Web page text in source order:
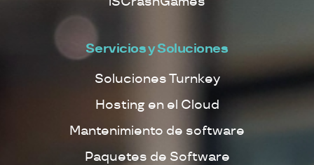
Servicios y Soluciones
Soluciones Turnkey
Hosting en el Cloud
Mantenimiento de software
Paquetes de Software